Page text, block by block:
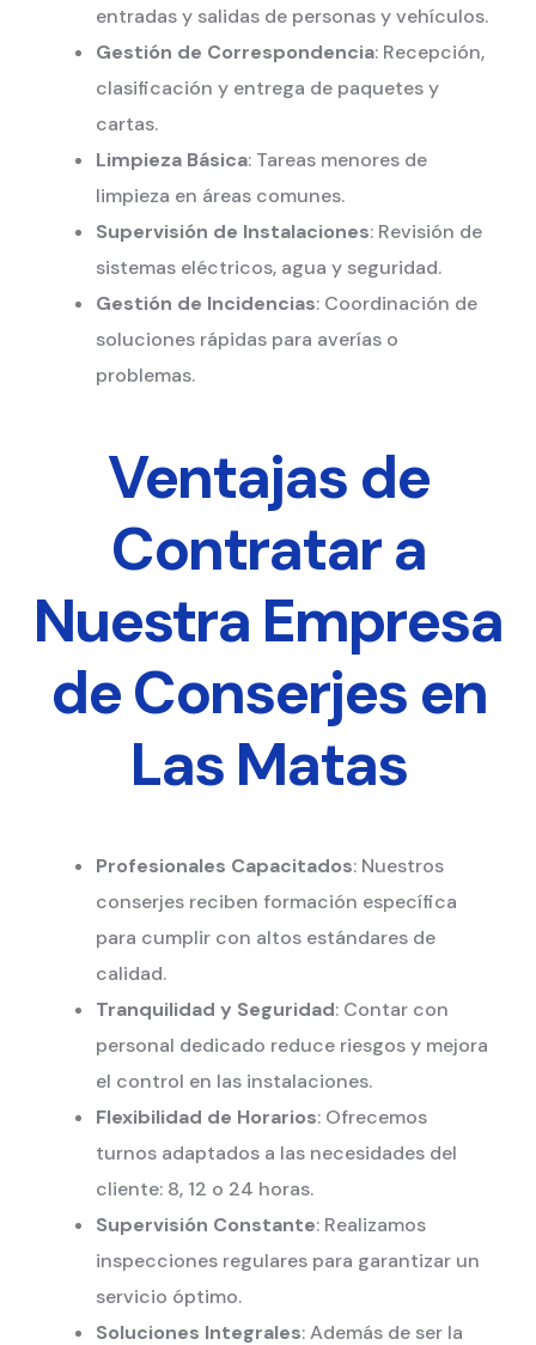
entradas y salidas de personas y vehículos.
Gestión de Correspondencia: Recepción,
clasificación y entrega de paquetes y
cartas.
Limpieza Básica: Tareas menores de
limpieza en áreas comunes.
Supervisión de Instalaciones: Revisión de
sistemas eléctricos, agua y seguridad.
Gestión de Incidencias: Coordinación de
soluciones rápidas para averías o
problemas.
Ventajas de
Contratar a
Nuestra Empresa
de Conserjes en
Las Matas
Profesionales Capacitados: Nuestros
conserjes reciben formación específica
para cumplir con altos estándares de
calidad.
Tranquilidad y Seguridad: Contar con
personal dedicado reduce riesgos y mejora
el control en las instalaciones.
Flexibilidad de Horarios: Ofrecemos
turnos adaptados a las necesidades del
cliente: 8, 12 o 24 horas.
Supervisión Constante: Realizamos
inspecciones regulares para garantizar un
servicio óptimo.
Soluciones Integrales: Además de ser la